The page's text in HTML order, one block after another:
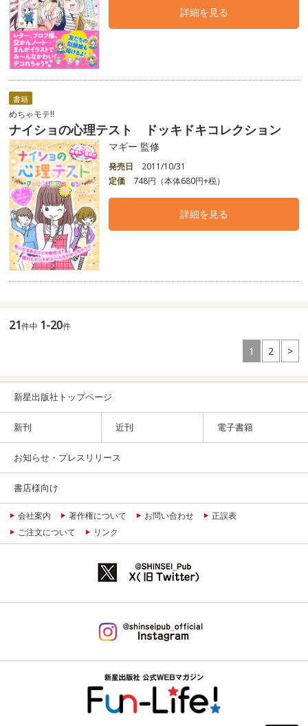
詳細を見る
書籍
めちゃモテ!!
ナイショの心理テスト ドッキドキコレクション
マギー 監修
発売日
2011/10/31
定価
748円（本体680円+税）
詳細を見る
21件中 1-20件
1 2 >
新星出版社トップページ
新刊 近刊 電子書籍
お知らせ・プレスリリース
書店様向け
会社案内 著作権について お問い合わせ
正誤表
ご注文について
リンク